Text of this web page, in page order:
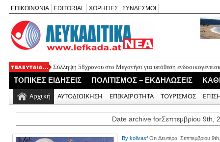
ΕΠΙΚΟΙΝΩΝΙΑ EDITORIAL ΧΟΡΗΓΙΕΣ ΣΥΝΔΕΣΜΟΙ
Σύλληψη 58χρονου στο Μεγανήσι για υπόθεση
Δύο συλλήψεις για κατοχή κάνναβης στη Λευκάδα στο πλαίσιο
Mέχρι τον Άγιο Νικόλαο Βόνιτσας έφτανε σήμερα το
Αφιέρωμα στον Ηλία Λογοθέτη απόψε στο Κηποθέατρο
Γράμμο
ΤΟΠΙΚΕΣ ΕΙΔΗΣΕΙΣ ΠΟΛΙΤΙΣΜΟΣ – ΕΚΔΗΛΩΣΕΙΣ
Αρχική ΑΥΤΟΔΙΟΙΚΗΣΗ ΕΠΙΚΑΙΡΟΤΗΤΑ ΤΟΥΡΙΣΜΟΣ
Date archive forΣεπτεμβρίου 9th,
By kolivasf On Δευτέρα, Σεπτεμβρίου